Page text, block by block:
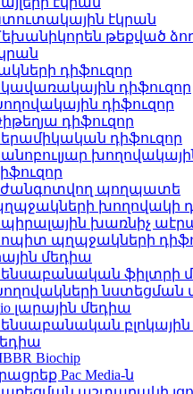
էկրան
թեքված
դիֆուզոր
դիֆուզոր
դիֆուզոր
դիֆուզոր
դիֆուզոր
պողպատե
խողովակի
խառնիչ
պղպջակների
մեդիա
ֆիլտրի
նստեցման
լարային մեդիա
բլոկային
Biochip
Pac Media-ն